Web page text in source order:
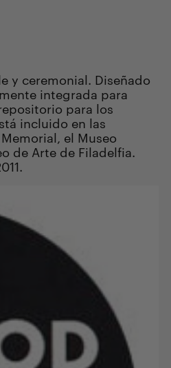
y ceremonial. Diseñado
integrada para
para los
incluido en las
el Museo
de Arte de Filadelfia.